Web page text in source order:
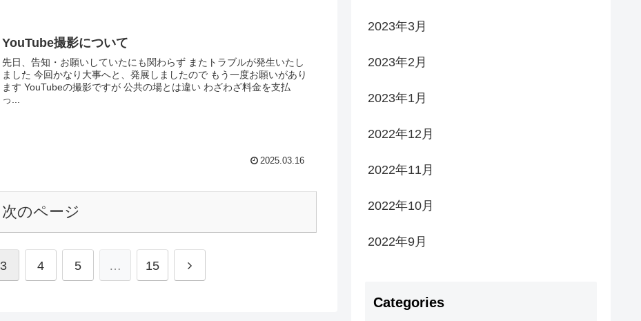
YouTube撮影について
先日、告知・お願いしていたにも関わらず またトラブルが発生いたし
ました 今回かなり大事へと、発展しましたので もう一度お願いがあり
ます YouTubeの撮影ですが 公共の場とは違い わざわざ料金を支払
っ...
2025.03.16
次のページ
3 4 5 … 15
2023年3月
2023年2月
2023年1月
2022年12月
2022年11月
2022年10月
2022年9月
Categories